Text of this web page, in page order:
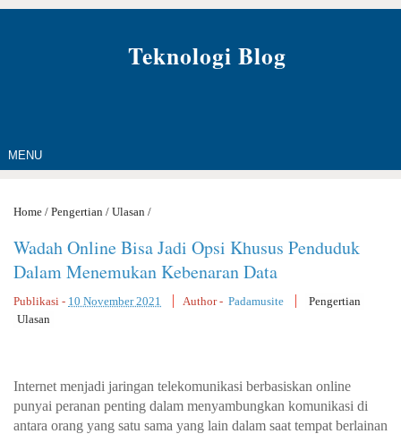
Teknologi Blog
MENU
Home / Pengertian / Ulasan /
Wadah Online Bisa Jadi Opsi Khusus Penduduk
Dalam Menemukan Kebenaran Data
Publikasi - 10 November 2021 Author - Padamusite
Pengertian
Ulasan
Internet menjadi jaringan telekomunikasi berbasiskan online
punyai peranan penting dalam menyambungkan komunikasi di
antara orang yang satu sama yang lain dalam saat tempat berlainan